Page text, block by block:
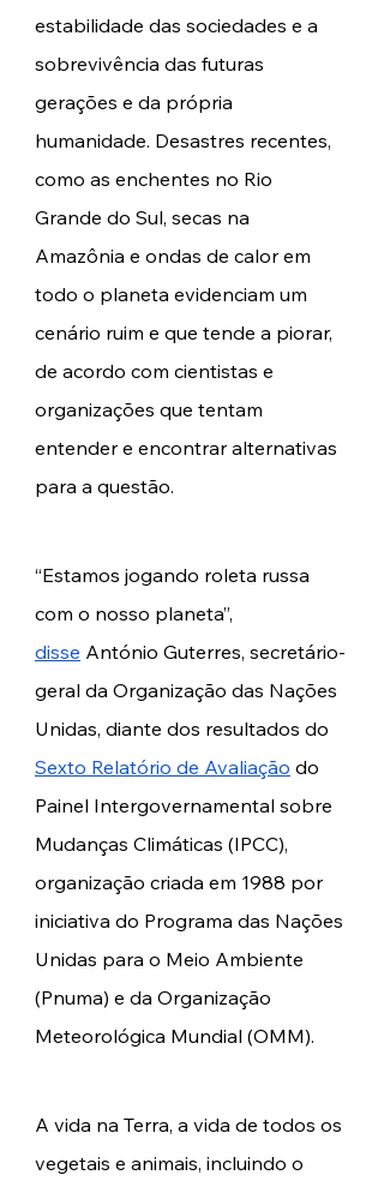
estabilidade das sociedades e a
sobrevivência das futuras
gerações e da própria
humanidade. Desastres recentes,
como as enchentes no Rio
Grande do Sul, secas na
Amazônia e ondas de calor em
todo o planeta evidenciam um
cenário ruim e que tende a piorar,
de acordo com cientistas e
organizações que tentam
entender e encontrar alternativas
para a questão.
“Estamos jogando roleta russa
com o nosso planeta”,
disse António Guterres, secretário-
geral da Organização das Nações
Unidas, diante dos resultados do
Sexto Relatório de Avaliação do
Painel Intergovernamental sobre
Mudanças Climáticas (IPCC),
organização criada em 1988 por
iniciativa do Programa das Nações
Unidas para o Meio Ambiente
(Pnuma) e da Organização
Meteorológica Mundial (OMM).
A vida na Terra, a vida de todos os
vegetais e animais, incluindo o